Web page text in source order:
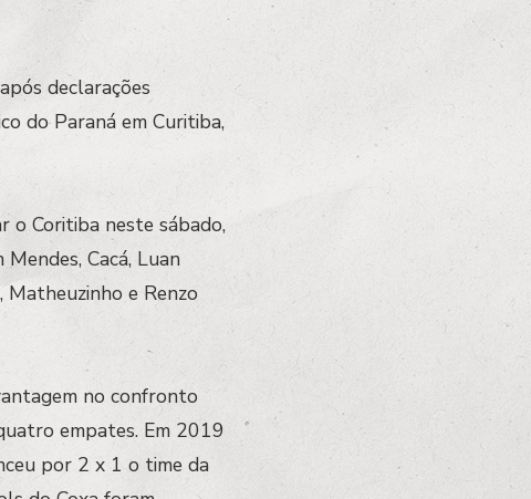
declarações
do Paraná em Curitiba,
o Coritiba neste sábado,
Cacá, Luan
Matheuzinho e Renzo
no confronto
empates. Em 2019
por 2 x 1 o time da